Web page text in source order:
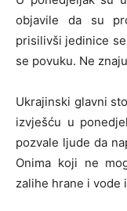
objavile da su
prisilivši jedinice
se povuku. Ne
Ukrajinski glavni
izvješću u
pozvale ljude da
Onima koji ne
zalihe hrane i vode